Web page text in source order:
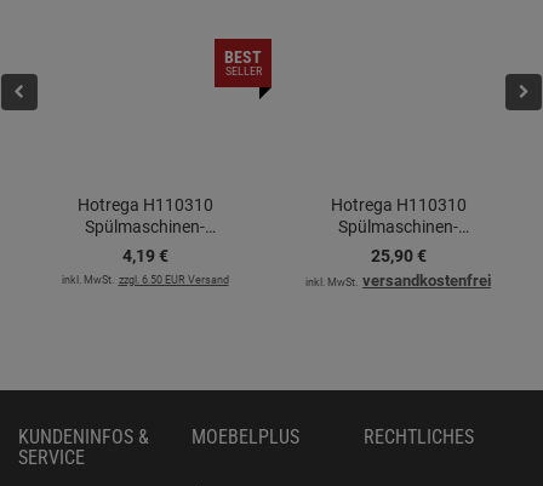
Hotrega H110310
Spülmaschinen-
Systempflege
4,19 €
inkl. MwSt. zzgl. 6.50 EUR Versand
BEST
SELLER
Hotrega H110310
Spülmaschinen-
Systempflege - 5er Set
25,90 €
inkl. MwSt. versandkostenfrei
KUNDENINFOS &
SERVICE
MOEBELPLUS RECHTLICHES